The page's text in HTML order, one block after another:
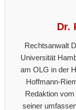
Dr.
Rechtsanwalt
Universität
am OLG in der
Hoffmann-
Redaktion
seiner